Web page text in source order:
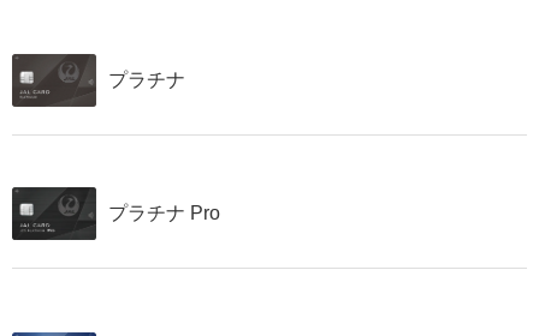
プラチナ
プラチナ Pro